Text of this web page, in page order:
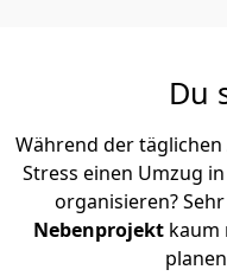
Du
Während der
Stress einen Umzug
organisieren?
Nebenprojekt kaum